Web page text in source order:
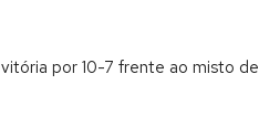
por 10-7 frente ao misto de